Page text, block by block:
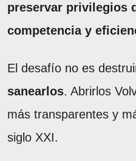
preservar privilegios
competencia y
El desafío no es
sanearlos. Abrirlos
más transparentes y
siglo XXI.